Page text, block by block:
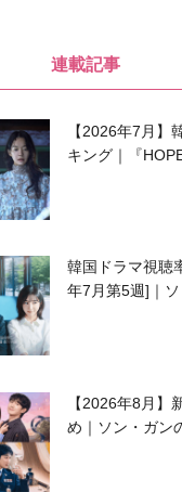
連載記事
【2026年7月】
キング｜『
韓国ドラマ視聴
年7月第5週]｜
【2026年8月】
め｜ソン・ガン